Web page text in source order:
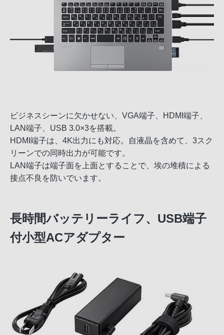
ビジネスシーンに欠かせない、VGA端子、HDMI端子、
LAN端子、USB 3.0×3を搭載。
HDMI端子は、4K出力にも対応。自液晶を含めて、3スク
リーンでの同時出力が可能です。
LAN端子は端子面を上面とすることで、埃の堆積による
接点不良を防いでいます。
長時間バッテリーライフ、USB端子
付小型ACアダプター